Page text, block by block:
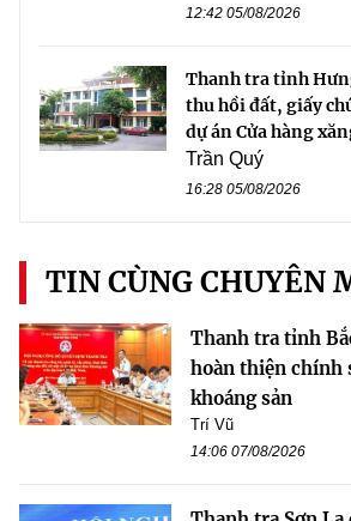
12:42 05/08/2026
Thanh tra tỉnh
thu hồi đất, giấy
dự án Cửa hàng
Trần Quý
16:28 05/08/2026
TIN CÙNG CHUYÊN
Thanh tra tỉnh
hoàn thiện chính
khoáng sản
Trí Vũ
14:06 07/08/2026